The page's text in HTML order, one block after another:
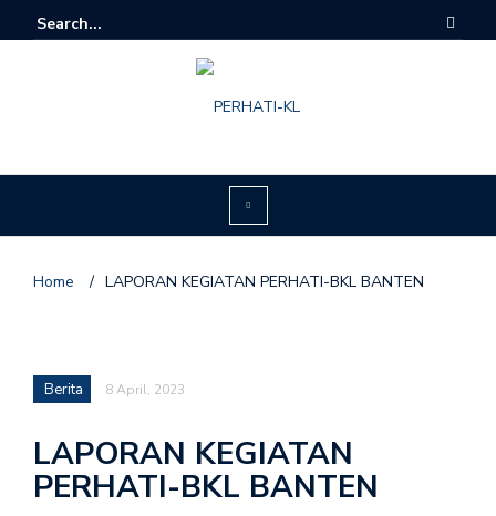
Home / LAPORAN KEGIATAN PERHATI-BKL BANTEN
Berita 8 April, 2023
LAPORAN KEGIATAN
PERHATI-BKL BANTEN